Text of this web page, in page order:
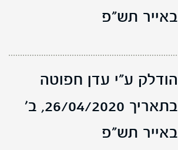
באייר תש"פ
הודלק ע"י עדן חפוטה
בתאריך 26/04/2020,
ב'
באייר תש"פ